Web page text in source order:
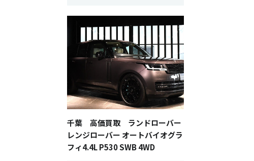
千葉 高価買取 ランドローバー
レンジローバー オートバイオグラ
フィ4.4L P530 SWB 4WD